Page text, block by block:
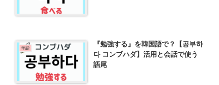
単語
『勉強する』を韓国語で？【공부하
다 コンブハダ】活用と会話で使う
語尾